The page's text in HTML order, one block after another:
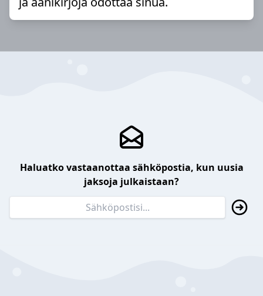
Haluatko vastaanottaa sähköpostia, kun uusia
jaksoja julkaistaan?